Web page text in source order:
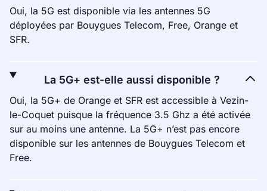
Oui, la 5G est disponible via les antennes 5G
déployées par Bouygues Telecom, Free, Orange et
SFR.
La 5G+ est-elle aussi disponible ?
Oui, la 5G+ de Orange et SFR est accessible à Vezin-
le-Coquet puisque la fréquence 3.5 Ghz a été activée
sur au moins une antenne. La 5G+ n’est pas encore
disponible sur les antennes de Bouygues Telecom et
Free.